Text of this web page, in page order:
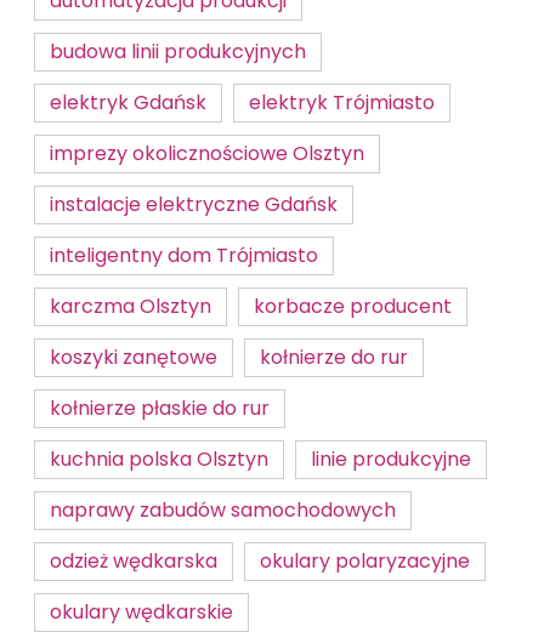
budowa linii produkcyjnych
elektryk Gdańsk
elektryk Trójmiasto
imprezy okolicznościowe Olsztyn
instalacje elektryczne Gdańsk
inteligentny dom Trójmiasto
karczma Olsztyn
korbacze producent
koszyki zanętowe
kołnierze do rur
kołnierze płaskie do rur
kuchnia polska Olsztyn
linie produkcyjne
naprawy zabudów samochodowych
odzież wędkarska
okulary polaryzacyjne
okulary wędkarskie